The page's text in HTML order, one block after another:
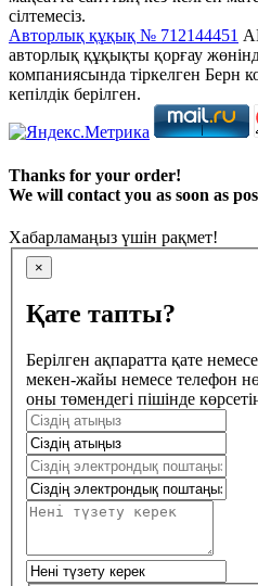
сілтемесіз.
Авторлық құқық № 712144451
авторлық құқықты қорғау
компаниясында тіркелген Берн
кепілдік берілген.
Thanks for your order!
We will contact you as soon as
Хабарламаңыз үшін рақмет!
×
Қате тапты?
Берілген ақпаратта қате
мекен-жайы немесе телефон
оны төмендегі пішінде